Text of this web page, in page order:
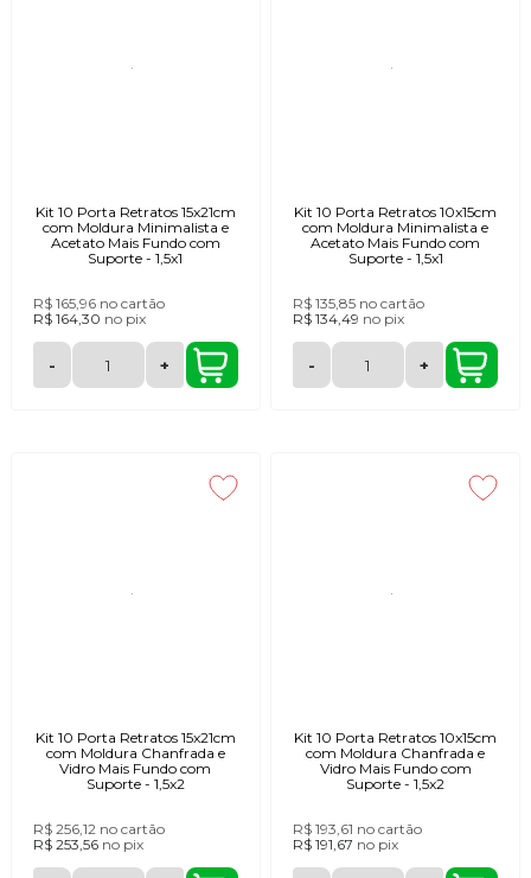
Kit 10 Porta Retratos 15x21cm
com Moldura Minimalista e
Acetato Mais Fundo com
Suporte - 1,5x1
R$ 165,96 no cartão
R$ 164,30 no pix
- +
Kit 10 Porta Retratos 10x15cm
com Moldura Minimalista e
Acetato Mais Fundo com
Suporte - 1,5x1
R$ 135,85 no cartão
R$ 134,49 no pix
- +
Kit 10 Porta Retratos 15x21cm
com Moldura Chanfrada e
Vidro Mais Fundo com
Suporte - 1,5x2
R$ 256,12 no cartão
R$ 253,56 no pix
Kit 10 Porta Retratos 10x15cm
com Moldura Chanfrada e
Vidro Mais Fundo com
Suporte - 1,5x2
R$ 193,61 no cartão
R$ 191,67 no pix